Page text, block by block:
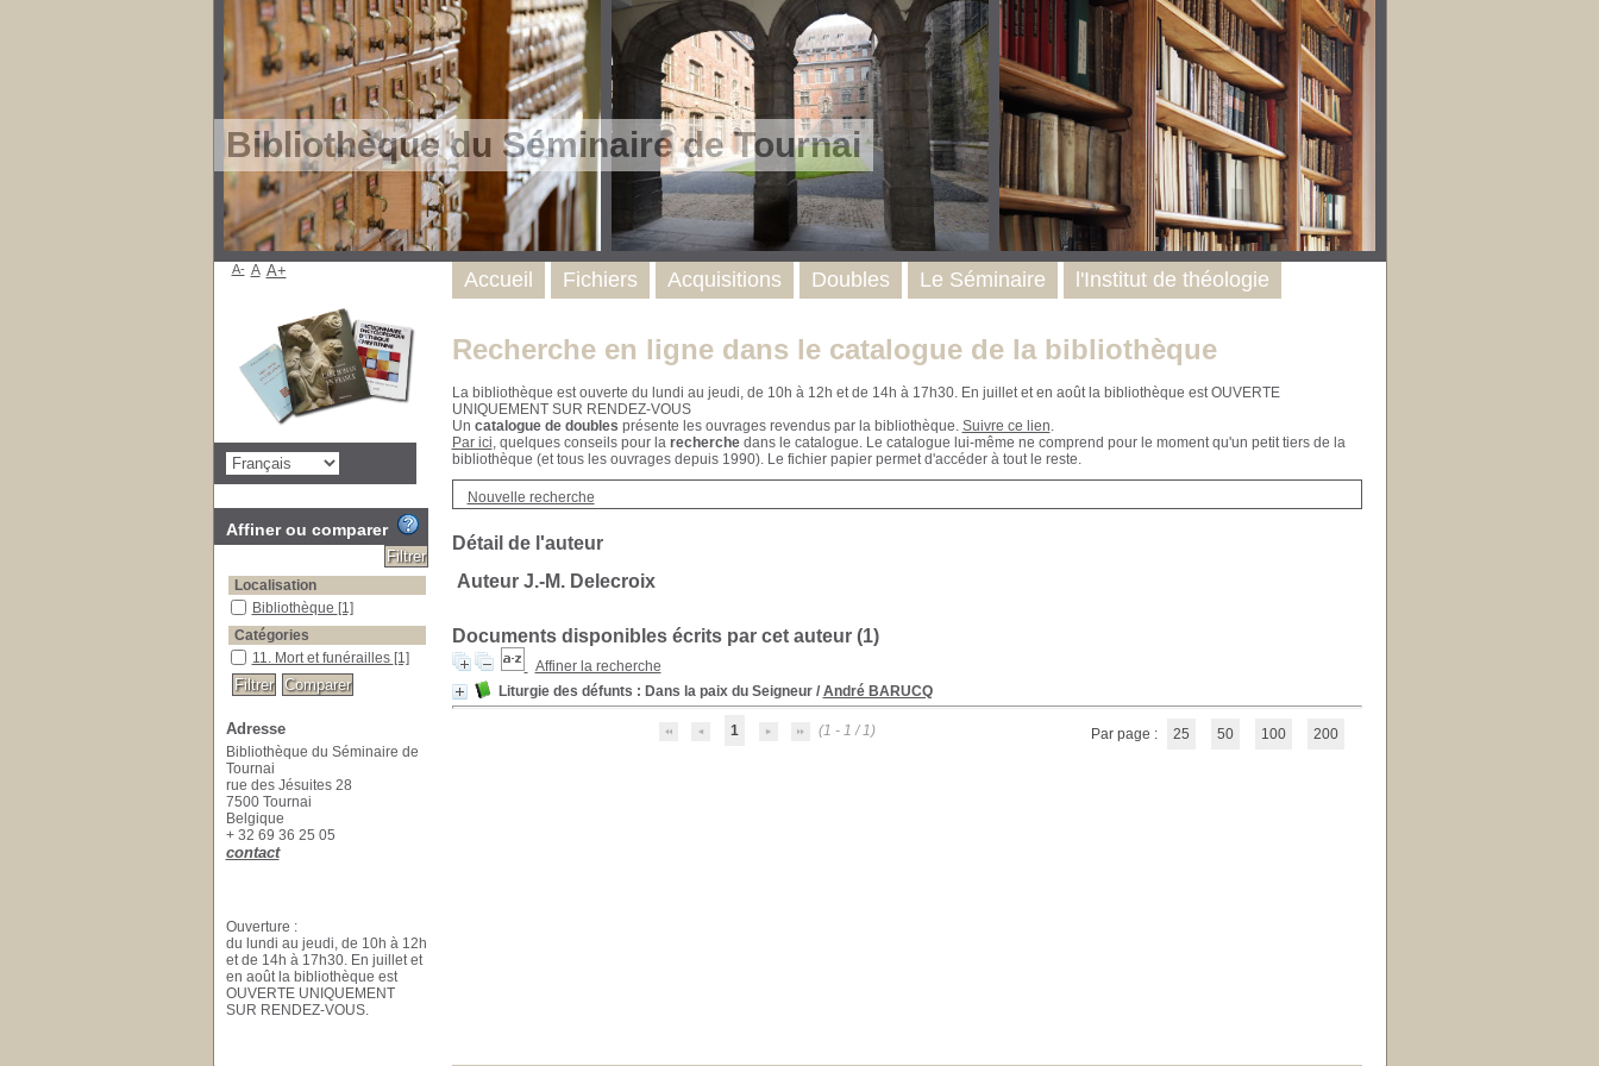
Bibliothèque du Séminaire de Tournai
Recherche en ligne dans le catalogue de la bibliothèque
La bibliothèque est ouverte du lundi au jeudi, de 10h à 12h et de 14h à 17h30. En juillet et en août la bibliothèque est OUVERTE
UNIQUEMENT SUR RENDEZ-VOUS
Un catalogue de doubles présente les ouvrages revendus par la bibliothèque. Suivre ce lien.
Par ici, quelques conseils pour la recherchedans le catalogue. Le catalogue lui-même ne comprend pour le moment qu'un petit tiers de la
bibliothèque (et tous les ouvrages depuis 1990). Le fichier papier permet d'accéder à tout le reste.
Nouvelle recherche
Détail de l'auteur
Auteur J.-M. Delecroix
Documents disponibles écrits par cet auteur (1)
Affiner la recherche
Liturgie des défunts : Dans la paix du Seigneur/ André BARUCQ
1 (1 - 1 / 1) Par page : 25 50 100 200
Accueil Fichiers Acquisitions Doubles Le Séminaire l'Institut de théologie
A- A A+
Affiner ou comparer
Localisation
Bibliothèque [1]
Catégories
11. Mort et funérailles [1]
Adresse
Bibliothèque du Séminaire de
Tournai
rue des Jésuites 28
7500 Tournai
Belgique
+ 32 69 36 25 05
contact
Ouverture :
du lundi au jeudi, de 10h à 12h
et de 14h à 17h30. En juillet et
en août la bibliothèque est
OUVERTE UNIQUEMENT
SUR RENDEZ-VOUS.